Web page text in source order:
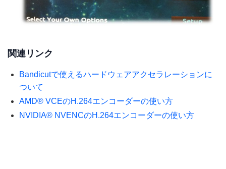
関連リンク
Bandicutで使えるハードウェアアクセラレーションに
ついて
AMD® VCEのH.264エンコーダーの使い方
NVIDIA® NVENCのH.264エンコーダーの使い方